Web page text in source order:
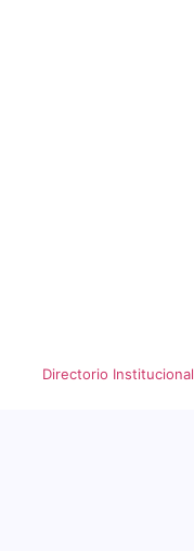
Directorio Institucional